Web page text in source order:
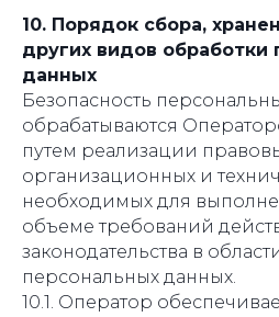
10. Порядок сбора,
других видов обработки
данных
Безопасность
обрабатываются
путем реализации
организационных и
необходимых для
объеме требований
законодательства в
персональных данных.
10.1. Оператор